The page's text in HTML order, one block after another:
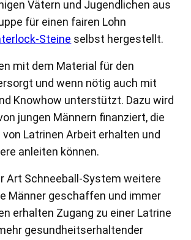
Vätern und Jugendlichen aus
für einen fairen Lohn
Steine selbst hergestellt.
mit dem Material für den
und wenn nötig auch mit
Knowhow unterstützt. Dazu wird
jungen Männern finanziert, die
von Latrinen Arbeit erhalten und
anleiten können.
Art Schneeball-System weitere
Männer geschaffen und immer
erhalten Zugang zu einer Latrine
gesundheitserhaltender